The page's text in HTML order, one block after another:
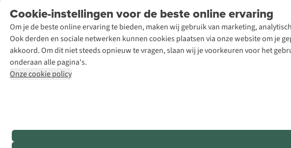
Cookie-instellingen voor de beste online ervaring
Om je de beste online ervaring te bieden, maken wij gebruik van marketing,
Ook derden en sociale netwerken kunnen cookies plaatsen via onze website om je
akkoord. Om dit niet steeds opnieuw te vragen, slaan wij je voorkeuren voor het
onderaan alle pagina's.
Onze cookie policy
Retail Concepts
NV,
Smallandlaan
9, B-2660
Hoboken
+32 (0)3 828
30 15